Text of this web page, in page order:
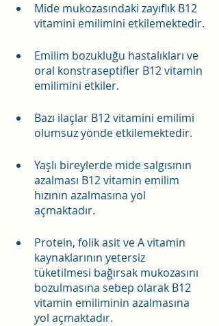
Mide mukozasındaki zayıflık B12
vitamini emilimini etkilemektedir.
Emilim bozukluğu hastalıkları ve
oral konstraseptifler B12 vitamin
emilimini etkiler.
Bazı ilaçlar B12 vitamini emilimi
olumsuz yönde etkilemektedir.
Yaşlı bireylerde mide salgısının
azalması B12 vitamin emilim
hızının azalmasına yol
açmaktadır.
Protein, folik asit ve A vitamin
kaynaklarının yetersiz
tüketilmesi bağırsak mukozasını
bozulmasına sebep olarak B12
vitamin emiliminin azalmasına
yol açmaktadır.